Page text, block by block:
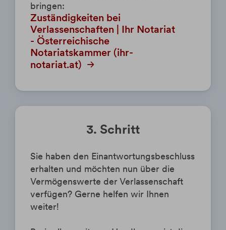
bringen:
Zuständigkeiten bei
Verlassenschaften | Ihr Notariat
- Österreichische
Notariatskammer (ihr-
notariat.at)
3. Schritt
Sie haben den Einantwortungsbeschluss
erhalten und möchten nun über die
Vermögenswerte der Verlassenschaft
verfügen? Gerne helfen wir Ihnen
weiter!